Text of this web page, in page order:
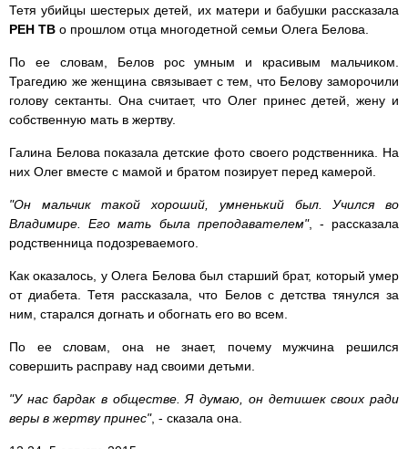
Тетя убийцы шестерых детей, их матери и бабушки рассказала
РЕН ТВ о прошлом отца многодетной семьи Олега Белова.
По ее словам, Белов рос умным и красивым мальчиком.
Трагедию же женщина связывает с тем, что Белову заморочили
голову сектанты. Она считает, что Олег принес детей, жену и
собственную мать в жертву.
Галина Белова показала детские фото своего родственника. На
них Олег вместе с мамой и братом позирует перед камерой.
"Он мальчик такой хороший, умненький был. Учился во
Владимире. Его мать была преподавателем", - рассказала
родственница подозреваемого.
Как оказалось, у Олега Белова был старший брат, который умер
от диабета. Тетя рассказала, что Белов с детства тянулся за
ним, старался догнать и обогнать его во всем.
По ее словам, она не знает, почему мужчина решился
совершить расправу над своими детьми.
"У нас бардак в обществе. Я думаю, он детишек своих ради
веры в жертву принес", - сказала она.